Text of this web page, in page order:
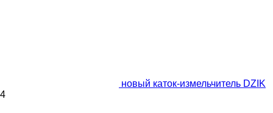
новый каток-измельчитель DZIK
4